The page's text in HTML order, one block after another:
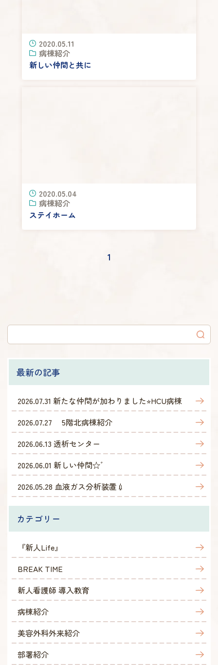
2020.05.11
病棟紹介
新しい仲間と共に
2020.05.04
病棟紹介
ステイホーム
1
最新の記事
2026.07.31 新たな仲間が加わりました⭐︎HCU病棟
2026.07.27
5階北病棟紹介
2026.06.13 透析センター
2026.06.01 新しい仲間☆゛
2026.05.28 血液ガス分析装置💉
カテゴリー
『新人Life』
BREAK TIME
新人看護師 導入教育
病棟紹介
美容外科外来紹介
部署紹介